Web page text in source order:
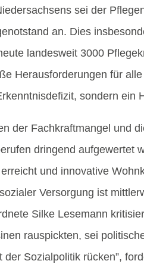
sei der
an. Dies
landesweit 3000
Herausforderungen für
sondern ein
der Fachkraftmangel und
dringend aufgewertet
und innovative
Versorgung ist
Silke Lesemann
rauspickten, sei
Sozialpolitik rücken”,